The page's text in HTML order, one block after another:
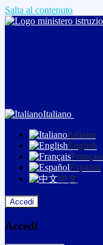
Salta al contenuto
Italiano
Italiano
English
Français
Español
中文
Accedi
Accedi